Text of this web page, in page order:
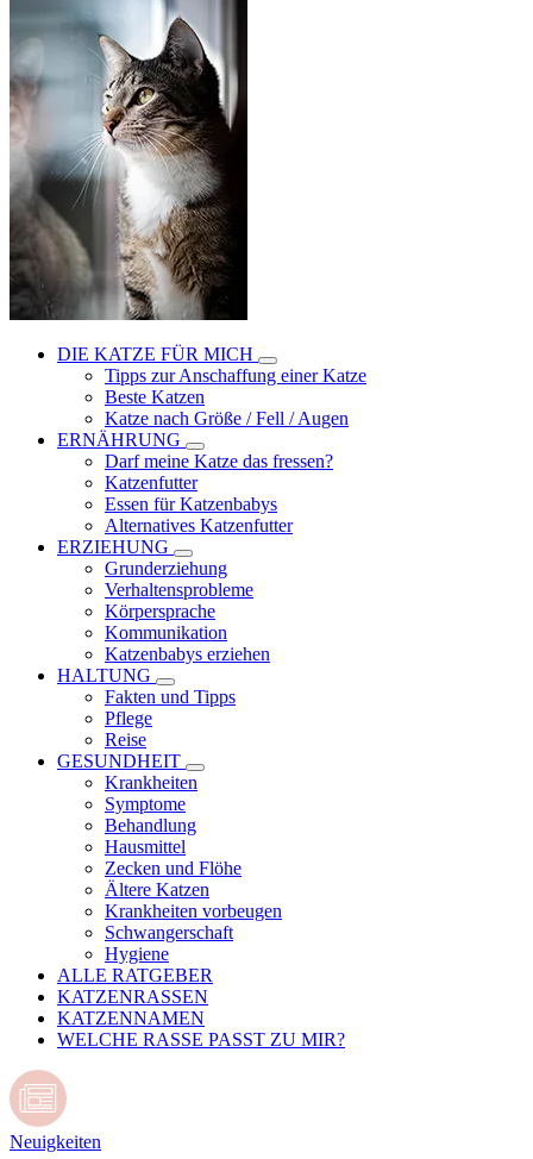
DIE KATZE FÜR MICH
Tipps zur Anschaffung einer Katze
Beste Katzen
Katze nach Größe / Fell / Augen
ERNÄHRUNG
Darf meine Katze das fressen?
Katzenfutter
Essen für Katzenbabys
Alternatives Katzenfutter
ERZIEHUNG
Grunderziehung
Verhaltensprobleme
Körpersprache
Kommunikation
Katzenbabys erziehen
HALTUNG
Fakten und Tipps
Pflege
Reise
GESUNDHEIT
Krankheiten
Symptome
Behandlung
Hausmittel
Zecken und Flöhe
Ältere Katzen
Krankheiten vorbeugen
Schwangerschaft
Hygiene
ALLE RATGEBER
KATZENRASSEN
KATZENNAMEN
WELCHE RASSE PASST ZU MIR?
Neuigkeiten